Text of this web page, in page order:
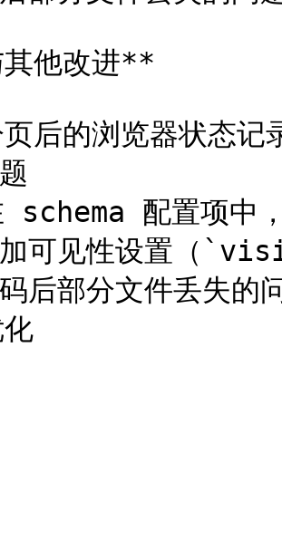
他改进**
后的浏览器状态记
schema 配置项
加可见性设置（
后部分文件丢失的